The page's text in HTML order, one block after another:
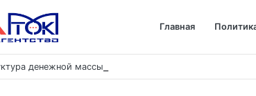
Главная
денежной массы меняется: корпоративные